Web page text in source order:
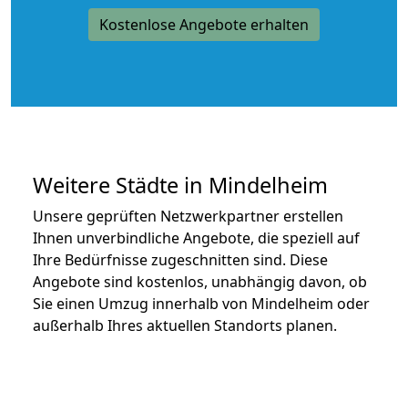
Kostenlose Angebote erhalten
Weitere Städte in Mindelheim
Unsere geprüften Netzwerkpartner erstellen
Ihnen unverbindliche Angebote, die speziell auf
Ihre Bedürfnisse zugeschnitten sind. Diese
Angebote sind kostenlos, unabhängig davon, ob
Sie einen Umzug innerhalb von Mindelheim oder
außerhalb Ihres aktuellen Standorts planen.